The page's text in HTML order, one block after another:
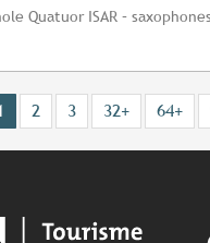
Quatuor ISAR – saxophones
2 3 32+ 64+